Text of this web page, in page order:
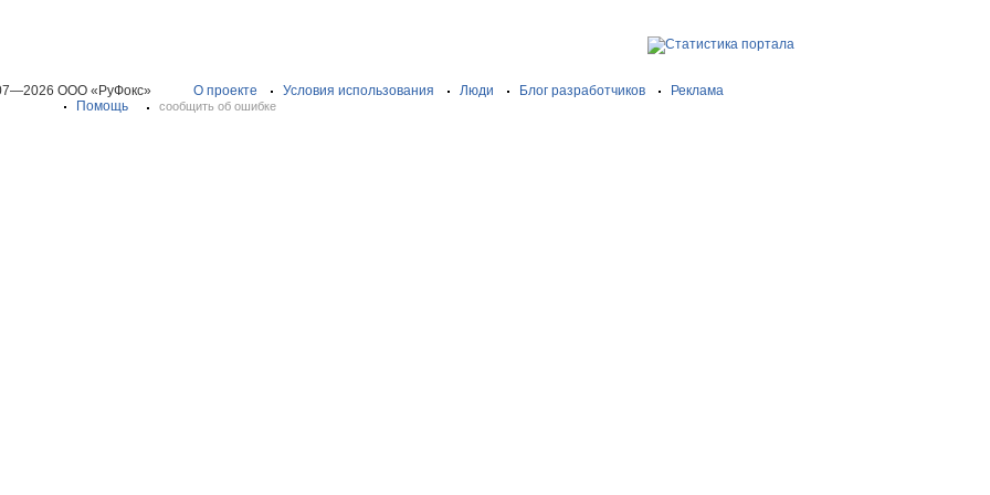
ООО «РуФокс» О проекте Условия использования Люди Блог разработчиков
Реклама
Помощь
сообщить об ошибке